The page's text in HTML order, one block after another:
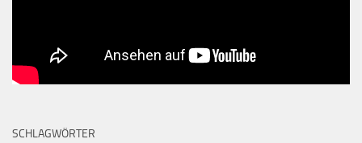
SCHLAGWÖRTER